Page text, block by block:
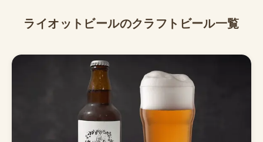
ライオットビールのクラフトビール一覧